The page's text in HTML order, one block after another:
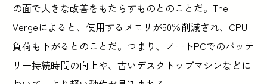
の面で大きな改善をもたらすものとのことだ。The
Vergeによると、使用するメモリが50％削減され、CPU
負荷も下がるとのことだ。つまり、ノートPCでのバッテ
リー持続時間の向上や、古いデスクトップマシンなどに